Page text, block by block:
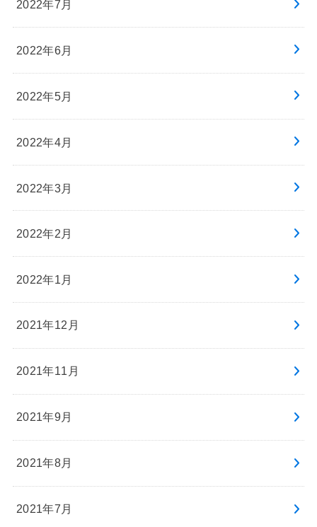
2022年7月
2022年6月
2022年5月
2022年4月
2022年3月
2022年2月
2022年1月
2021年12月
2021年11月
2021年9月
2021年8月
2021年7月